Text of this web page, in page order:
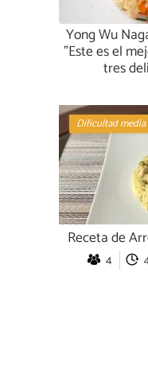
Yong Wu
"Este es el
tres
Dificultad media
Receta de
4